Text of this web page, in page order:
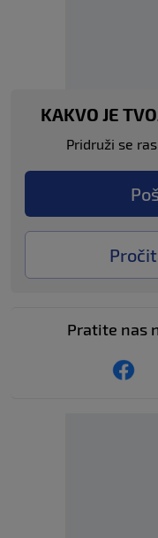
KAKVO JE
Pridruži se
Pratite nas